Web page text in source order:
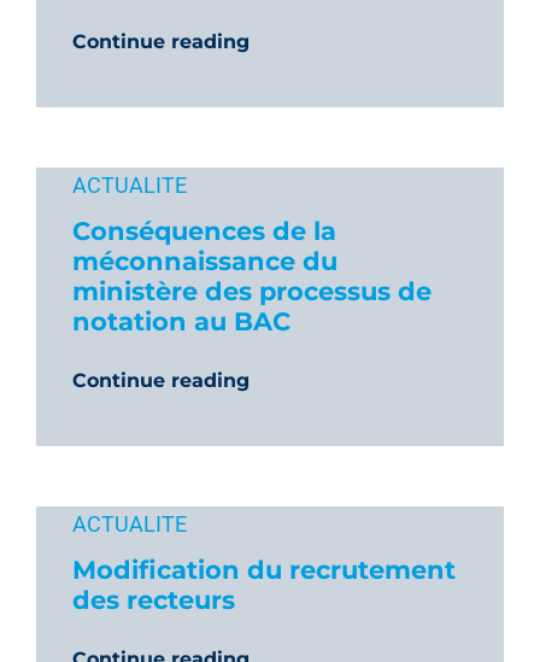
Continue reading
ACTUALITE
Conséquences de la
méconnaissance du
ministère des processus de
notation au BAC
Continue reading
ACTUALITE
Modification du recrutement
des recteurs